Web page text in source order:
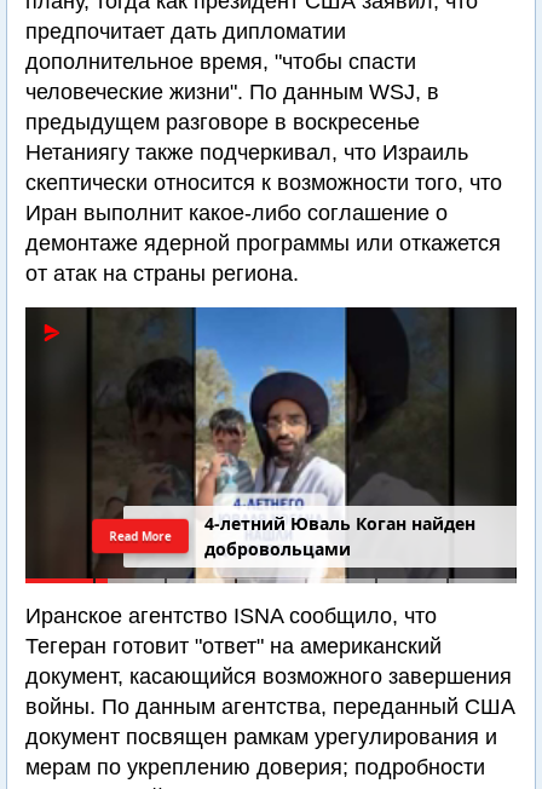
предпочитает дать дипломатии
дополнительное время, "чтобы спасти
человеческие жизни". По данным WSJ, в
предыдущем разговоре в воскресенье
Нетаниягу также подчеркивал, что Израиль
скептически относится к возможности того, что
Иран выполнит какое-либо соглашение о
демонтаже ядерной программы или откажется
от атак на страны региона.
4-летний Юваль Коган найден
добровольцами
Read More
Иранское агентство ISNA сообщило, что
Тегеран готовит "ответ" на американский
документ, касающийся возможного завершения
войны. По данным агентства, переданный США
документ посвящен рамкам урегулирования и
мерам по укреплению доверия; подробности